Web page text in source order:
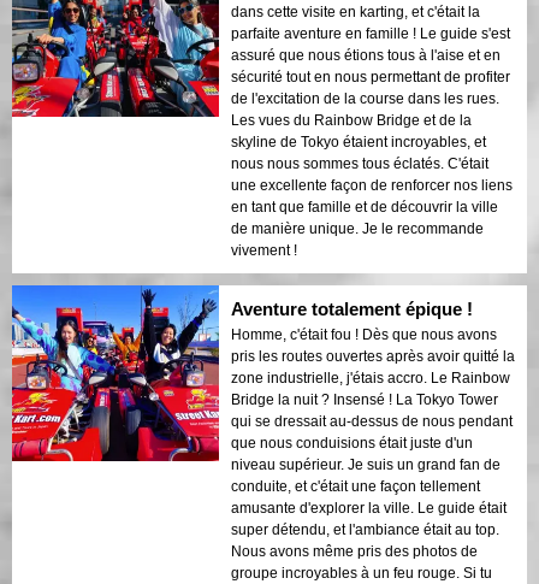
dans cette visite en karting, et c'était la
parfaite aventure en famille ! Le guide s'est
assuré que nous étions tous à l'aise et en
sécurité tout en nous permettant de profiter
de l'excitation de la course dans les rues.
Les vues du Rainbow Bridge et de la
skyline de Tokyo étaient incroyables, et
nous nous sommes tous éclatés. C'était
une excellente façon de renforcer nos liens
en tant que famille et de découvrir la ville
de manière unique. Je le recommande
vivement !
Aventure totalement épique !
Homme, c'était fou ! Dès que nous avons
pris les routes ouvertes après avoir quitté la
zone industrielle, j'étais accro. Le Rainbow
Bridge la nuit ? Insensé ! La Tokyo Tower
qui se dressait au-dessus de nous pendant
que nous conduisions était juste d'un
niveau supérieur. Je suis un grand fan de
conduite, et c'était une façon tellement
amusante d'explorer la ville. Le guide était
super détendu, et l'ambiance était au top.
Nous avons même pris des photos de
groupe incroyables à un feu rouge. Si tu